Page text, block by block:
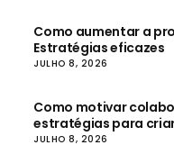
Como aumentar a
Estratégias eficazes
JULHO 8, 2026
Como motivar
estratégias para
produtivas
JULHO 8, 2026